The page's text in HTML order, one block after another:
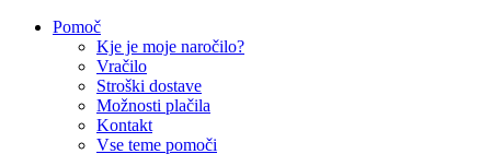
Pomoč
Kje je moje naročilo?
Vračilo
Stroški dostave
Možnosti plačila
Kontakt
Vse teme pomoči